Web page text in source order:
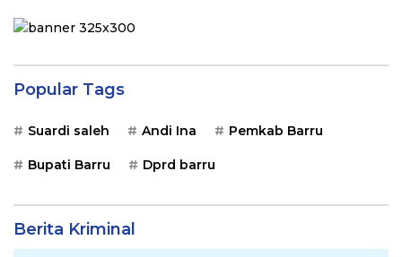
Popular Tags
Suardi saleh Andi Ina Pemkab Barru
Bupati Barru Dprd barru
Berita Kriminal